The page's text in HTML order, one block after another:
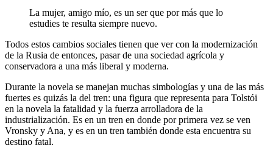
La mujer, amigo mío, es un ser que por más que lo
estudies te resulta siempre nuevo.
Todos estos cambios sociales tienen que ver con la modernización
de la Rusia de entonces, pasar de una sociedad agrícola y
conservadora a una más liberal y moderna.
Durante la novela se manejan muchas simbologías y una de las más
fuertes es quizás la del tren: una figura que representa para Tolstói
en la novela la fatalidad y la fuerza arrolladora de la
industrialización. Es en un tren en donde por primera vez se ven
Vronsky y Ana, y es en un tren también donde esta encuentra su
destino fatal.